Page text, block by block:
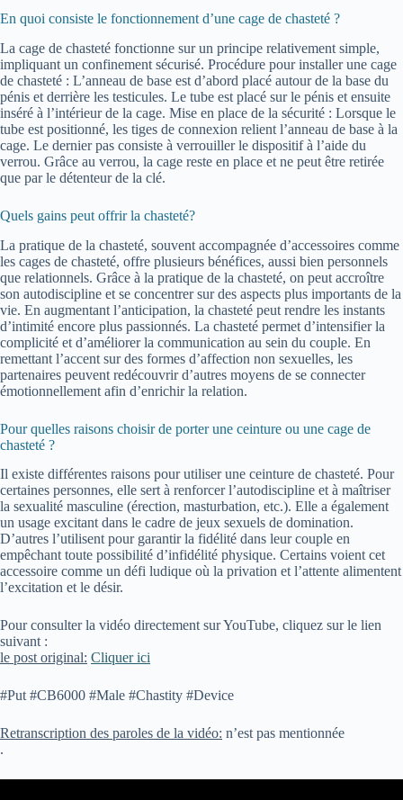
En quoi consiste le fonctionnement d’une cage de chasteté ?
La cage de chasteté fonctionne sur un principe relativement simple,
impliquant un confinement sécurisé. Procédure pour installer une cage
de chasteté : L’anneau de base est d’abord placé autour de la base du
pénis et derrière les testicules. Le tube est placé sur le pénis et ensuite
inséré à l’intérieur de la cage. Mise en place de la sécurité : Lorsque le
tube est positionné, les tiges de connexion relient l’anneau de base à la
cage. Le dernier pas consiste à verrouiller le dispositif à l’aide du
verrou. Grâce au verrou, la cage reste en place et ne peut être retirée
que par le détenteur de la clé.
Quels gains peut offrir la chasteté?
La pratique de la chasteté, souvent accompagnée d’accessoires comme
les cages de chasteté, offre plusieurs bénéfices, aussi bien personnels
que relationnels. Grâce à la pratique de la chasteté, on peut accroître
son autodiscipline et se concentrer sur des aspects plus importants de la
vie. En augmentant l’anticipation, la chasteté peut rendre les instants
d’intimité encore plus passionnés. La chasteté permet d’intensifier la
complicité et d’améliorer la communication au sein du couple. En
remettant l’accent sur des formes d’affection non sexuelles, les
partenaires peuvent redécouvrir d’autres moyens de se connecter
émotionnellement afin d’enrichir la relation.
Pour quelles raisons choisir de porter une ceinture ou une cage de
chasteté ?
Il existe différentes raisons pour utiliser une ceinture de chasteté. Pour
certaines personnes, elle sert à renforcer l’autodiscipline et à maîtriser
la sexualité masculine (érection, masturbation, etc.). Elle a également
un usage excitant dans le cadre de jeux sexuels de domination.
D’autres l’utilisent pour garantir la fidélité dans leur couple en
empêchant toute possibilité d’infidélité physique. Certains voient cet
accessoire comme un défi ludique où la privation et l’attente alimentent
l’excitation et le désir.
Pour consulter la vidéo directement sur YouTube, cliquez sur le lien
suivant :
le post original: Cliquer ici
#Put #CB6000 #Male #Chastity #Device
Retranscription des paroles de la vidéo: n’est pas mentionnée
.